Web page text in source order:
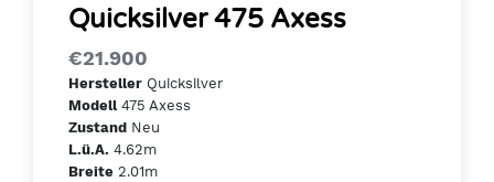
Quicksilver 475 Axess
€21.900
Hersteller Quicksilver
Modell475 Axess
Zustand Neu
L.ü.A. 4.62m
Breite 2.01m